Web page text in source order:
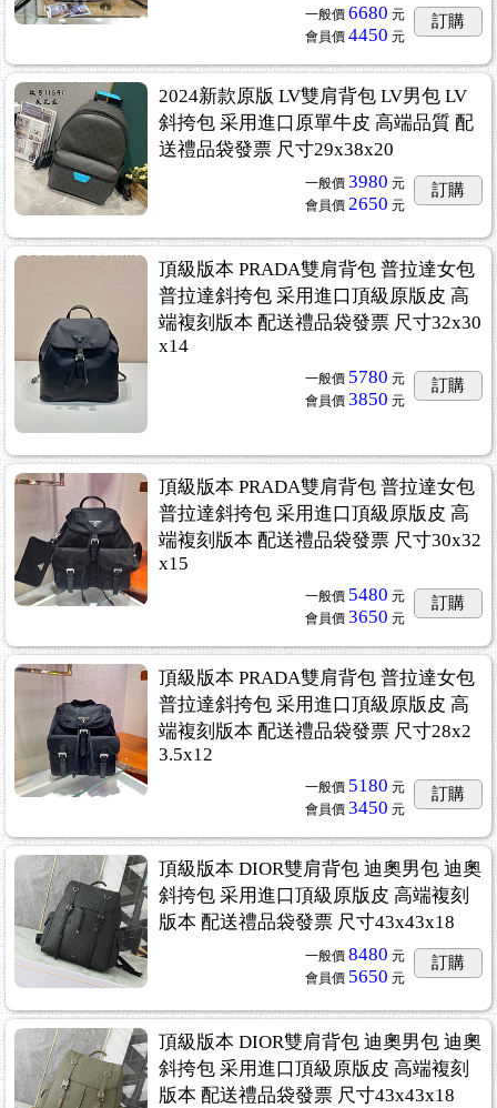
一般價 6680 元
會員價 4450 元
訂購
2024新款原版 LV雙肩背包 LV男包 LV
斜挎包 采用進口原單牛皮 高端品質 配
送禮品袋發票 尺寸29x38x20
一般價 3980 元
會員價 2650 元
訂購
頂級版本 PRADA雙肩背包 普拉達女包
普拉達斜挎包 采用進口頂級原版皮 高
端複刻版本 配送禮品袋發票 尺寸32x30
x14
一般價 5780 元
會員價 3850 元
訂購
頂級版本 PRADA雙肩背包 普拉達女包
普拉達斜挎包 采用進口頂級原版皮 高
端複刻版本 配送禮品袋發票 尺寸30x32
x15
一般價 5480 元
會員價 3650 元
訂購
頂級版本 PRADA雙肩背包 普拉達女包
普拉達斜挎包 采用進口頂級原版皮 高
端複刻版本 配送禮品袋發票 尺寸28x2
3.5x12
一般價 5180 元
會員價 3450 元
訂購
頂級版本 DIOR雙肩背包 迪奧男包 迪奧
斜挎包 采用進口頂級原版皮 高端複刻
版本 配送禮品袋發票 尺寸43x43x18
一般價 8480 元
會員價 5650 元
訂購
頂級版本 DIOR雙肩背包 迪奧男包 迪奧
斜挎包 采用進口頂級原版皮 高端複刻
版本 配送禮品袋發票 尺寸43x43x18